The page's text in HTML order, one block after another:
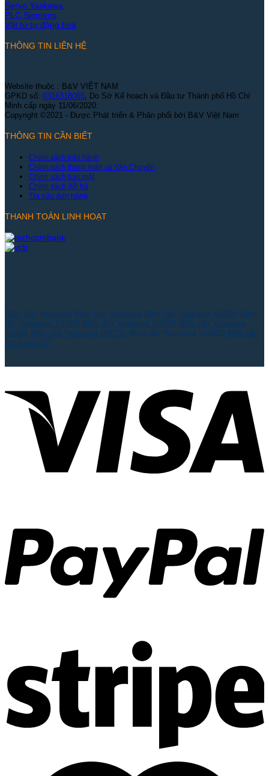
Servo Yaskawa
PLC Siemens
Vật tư tự động hoá
THÔNG TIN LIÊN HỆ
Website thuộc : B&V VIỆT NAM
GPKD số: 0316318085 , Do Sở Kế hoạch và Đầu tư Thành phố Hồ Chí
Minh cấp ngày 11/06/2020.
Copyright ©2021 - Được Phát triển & Phân phối bởi B&V Việt Nam
THÔNG TIN CẦN BIẾT
Chính sách bảo hành
Chính sách thanh toán và Vận Chuyển
Chính sách bảo mật
Chính sách đổi trả
Tra cứu đơn hàng
THANH TOÁN LINH HOẠT
Biến tần Yaskawa Bien tan Yaskawa Biến tần Yaskawa A1000 Biến
tần Yaskawa E1000 Biến tần Yaskawa V1000 Biến tần Yaskawa
J1000 Biến tần Yaskawa GA700 Biến tần Yaskawa GA500 Biến tần
Yaskawa G7